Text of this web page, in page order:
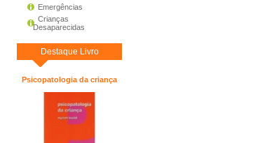
Emergências
Crianças
Desaparecidas
Destaque Livro
Psicopatologia da criança